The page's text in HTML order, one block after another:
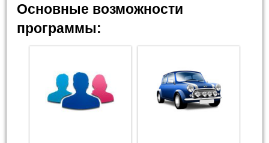
Основные возможности
программы: